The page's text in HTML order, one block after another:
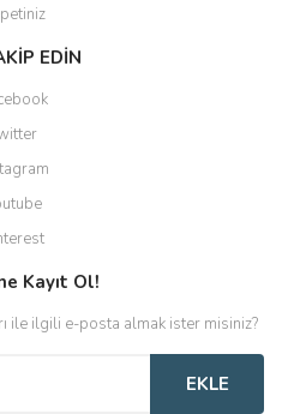
EDİN
Kayıt Ol!
ile ilgili e-posta almak ister misiniz?
EKLE